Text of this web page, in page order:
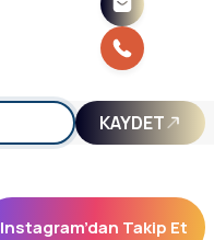
KAYDET
Instagram’dan Takip Et